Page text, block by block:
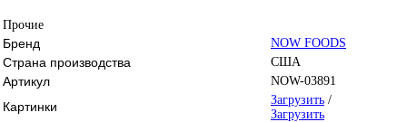
Прочие
Бренд NOW FOODS
Страна производства США
Артикул NOW-03891
Картинки Загрузить /
Загрузить